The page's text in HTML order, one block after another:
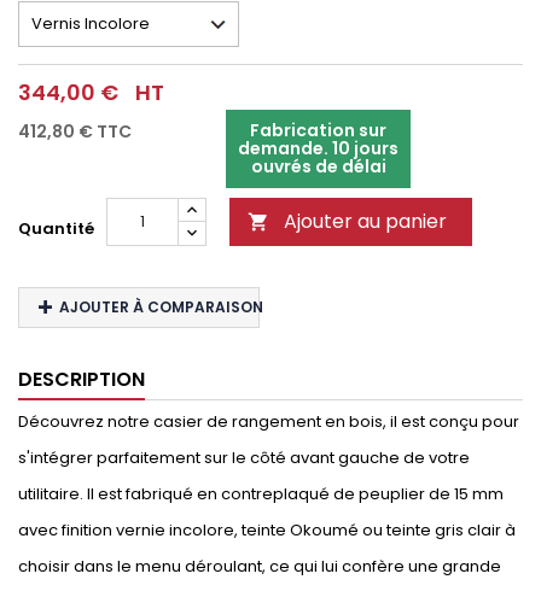
344,00 € HT
412,80 € TTC Fabrication sur
demande. 10 jours
ouvrés de délai
Quantité  Ajouter au panier
AJOUTER À COMPARAISON
DESCRIPTION
Découvrez notre casier de rangement en bois, il est conçu pour
s'intégrer parfaitement sur le côté avant gauche de votre
utilitaire. Il est fabriqué en contreplaqué de peuplier de 15 mm
avec finition vernie incolore, teinte Okoumé ou teinte gris clair à
choisir dans le menu déroulant, ce qui lui confère une grande